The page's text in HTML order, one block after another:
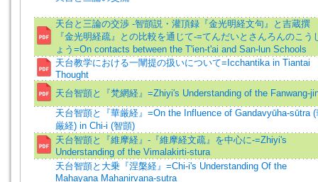
天台と三論の交渉 -智顗説・灌頂録『金光明経文句』と吉蔵撰
『金光明経疏』との比較を通じて-=てんだいとさんろんのこう
ょう=On contacts between the T'ien-t'ai and San-lun Schools
天台教学における一闡提の扱いについて=Icchantika in Tiantai
Thought
天台智顗と『梵網経』=Zhiyi's Understanding of the Fanwang-
天台智顗と『華厳経』=On the Influence of Gandavyūha-sūtra (
厳経) in Chi-i (智顗)
天台智顗と『維摩経』-『維摩経文疏』を中心に-=Zhiyi's
Understanding of the Vimalakirti-stura
天台智顗と大乗『涅槃経』=Chi-i's Understanding Of the
Mahayana Mahanirvana-sutra